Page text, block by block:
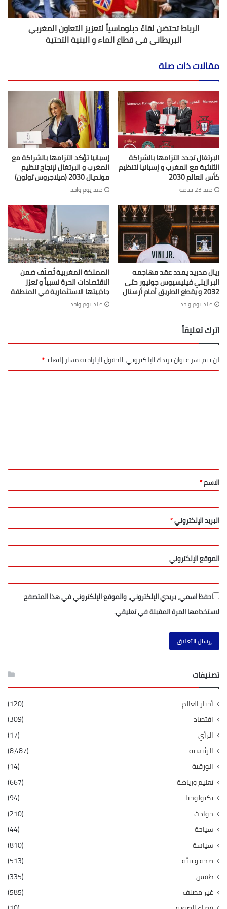
الرباط تحتضن لقاءً دبلوماسياً لتعزيز التعاون المغربي
البريطاني في قطاع الماء و البنية التحتية
مقالات ذات صلة
البرتغال تجدد التزامها بالشراكة
الثلاثية مع المغرب و إسبانيا لتنظيم
كأس العالم 2030
منذ 23 ساعة
إسبانيا تؤكد التزامها بالشراكة مع
المغرب و البرتغال لإنجاح تنظيم
مونديال 2030 (ميلاجروس تولون)
منذ يوم واحد
ريال مدريد يمدد عقد مهاجمه
البرازيلي فينيسيوس جونيور حتى
2032 و يقطع الطريق أمام أرسنال
منذ يوم واحد
المملكة المغربية تُصنّف ضمن
الاقتصادات الحرة نسبياً و تعزز
جاذبيتها الاستثمارية في المنطقة
منذ يوم واحد
اترك تعليقاً
لن يتم نشر عنوان بريدك الإلكتروني.الحقول الإلزامية مشار إليها بـ*
الاسم*
البريد الإلكتروني*
الموقع الإلكتروني
احفظ اسمي، بريدي الإلكتروني، والموقع الإلكتروني في هذا المتصفح
لاستخدامها المرة المقبلة في تعليقي.
تصنيفات
أخبار العالم
(120)
اقتصاد
(309)
الرأي
(17)
الرئيسية
(8٬487)
الورقية
(14)
تعليم ورياضة
(667)
تكنولوجيا
(94)
حوادث
(210)
سياحة
(44)
سياسة
(810)
صحة و بيئة
(513)
طقس
(335)
غير مصنف
(585)